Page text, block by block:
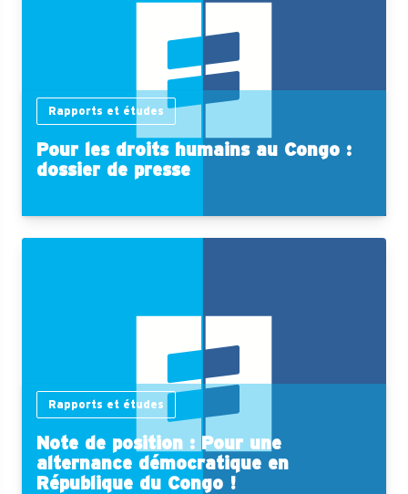
Rapports et études
Pour les droits humains au Congo :
dossier de presse
Rapports et études
Note de position : Pour une
alternance démocratique en
République du Congo !